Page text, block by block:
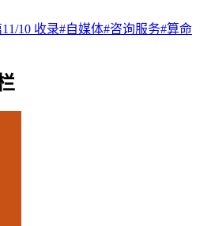
11/10 收录#自媒体#咨询服务#算命